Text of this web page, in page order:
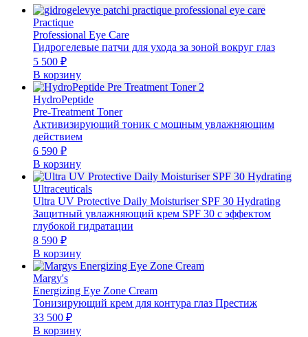
Practique
Professional Eye Care
Гидрогелевые патчи для ухода за зоной вокруг глаз
5 500 ₽
В корзину
HydroPeptide
Pre-Treatment Toner
Активизирующий тоник с мощным увлажняющим
действием
6 590 ₽
В корзину
Ultraceuticals
Ultra UV Protective Daily Moisturiser SPF 30 Hydrating
Защитный увлажняющий крем SPF 30 с эффектом
глубокой гидратации
8 590 ₽
В корзину
Margy's
Energizing Eye Zone Cream
Тонизирующий крем для контура глаз Престиж
33 500 ₽
В корзину